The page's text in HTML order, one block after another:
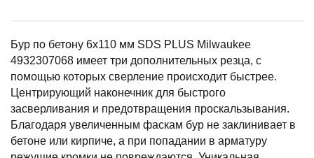
Бур по бетону 6х110 мм SDS PLUS Milwaukee
4932307068 имеет три дополнительных резца, с
помощью которых сверление происходит быстрее.
Центрирующий наконечник для быстрого
засверливания и предотвращения проскальзывания.
Благодаря увеличенным фаскам бур не заклинивает в
бетоне или кирпиче, а при попадании в арматуру